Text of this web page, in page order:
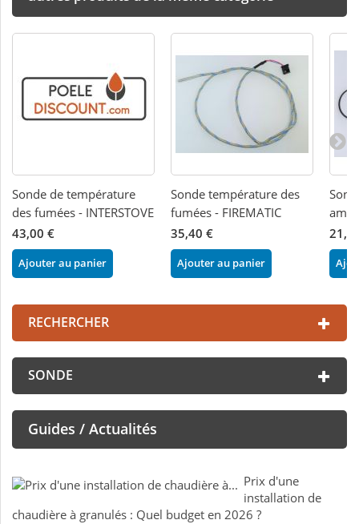
Sonde de température
des fumées - INTERSTOVE
43,00 €
Ajouter au panier
Sonde température des
fumées - FIREMATIC
35,40 €
Ajouter au panier
RECHERCHER
SONDE
Guides / Actualités
Prix d'une
installation de
chaudière à granulés : Quel budget en 2026 ?